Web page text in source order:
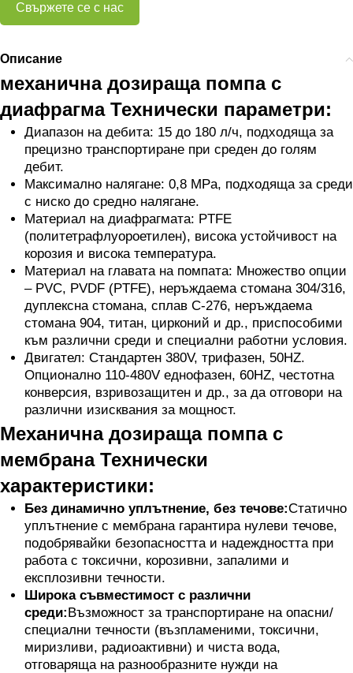
Свържете се с нас
Описание
механична дозираща помпа с
диафрагма Технически параметри:
Диапазон на дебита: 15 до 180 л/ч, подходяща за
прецизно транспортиране при среден до голям
дебит.
Максимално налягане: 0,8 MPa, подходяща за среди
с ниско до средно налягане.
Материал на диафрагмата: PTFE
(политетрафлуороетилен), висока устойчивост на
корозия и висока температура.
Материал на главата на помпата: Множество опции
– PVC, PVDF (PTFE), неръждаема стомана 304/316,
дуплексна стомана, сплав C-276, неръждаема
стомана 904, титан, цирконий и др., приспособими
към различни среди и специални работни условия.
Двигател: Стандартен 380V, трифазен, 50HZ.
Опционално 110-480V еднофазен, 60HZ, честотна
конверсия, взривозащитен и др., за да отговори на
различни изисквания за мощност.
Механична дозираща помпа с
мембрана Технически
характеристики:
Без динамично уплътнение, без течове:Статично
уплътнение с мембрана гарантира нулеви течове,
подобрявайки безопасността и надеждността при
работа с токсични, корозивни, запалими и
експлозивни течности.
Широка съвместимост с различни
среди:Възможност за транспортиране на опасни/
специални течности (възпламеними, токсични,
миризливи, радиоактивни) и чиста вода,
отговаряща на разнообразните нужди на